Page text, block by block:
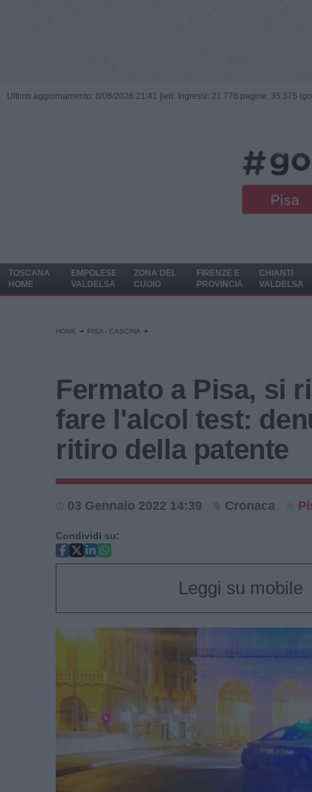
Ultimo aggiornamento: 8/08/2026 21:41 | ieri: Ingressi: 21.776 pagine: 35.375
TOSCANA
HOME
EMPOLESE
VALDELSA
ZONA DEL
CUOIO
FIRENZE E
PROVINCIA
CHIANTI
VALDELSA
HOME PISA - CASCINA
Fermato a Pisa, si
fare l'alcol test:
ritiro della patente
03 Gennaio 2022 14:39 Cronaca
Condividi su:
Leggi su mobile